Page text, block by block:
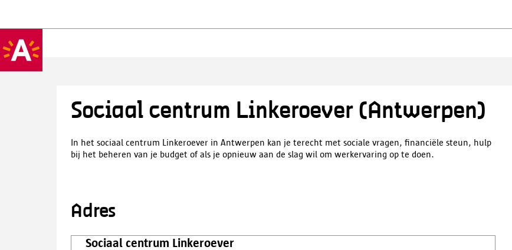
Sociaal centrum Linkeroever (Antwerpen)
In het sociaal centrum Linkeroever in Antwerpen kan je terecht met sociale vragen, financiële steun, hulp
bij het beheren van je budget of als je opnieuw aan de slag wil om werkervaring op te doen.
Adres
Sociaal centrum Linkeroever